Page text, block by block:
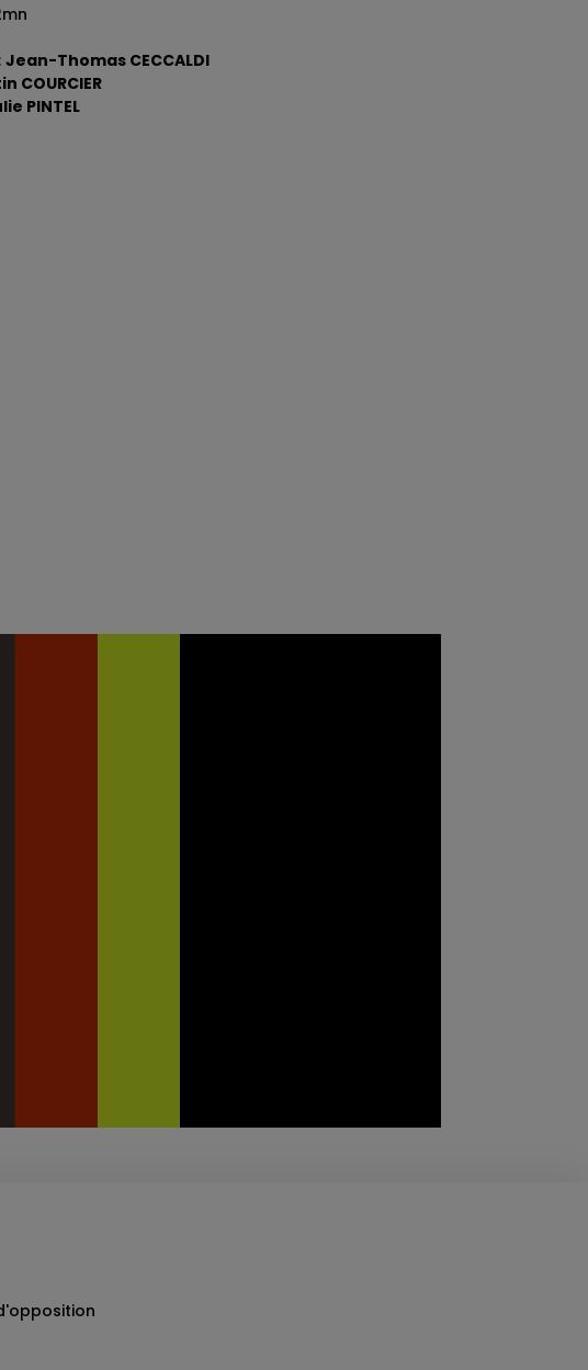
Jean-Thomas CECCALDI
COURCIER
PINTEL